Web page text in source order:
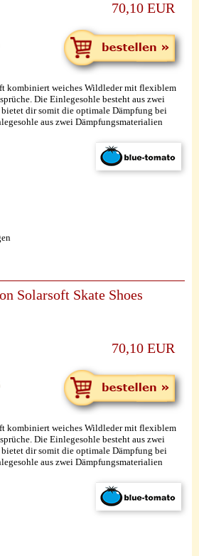
70,10 EUR
kombiniert weiches Wildleder mit flexiblem
Die Einlegesohle besteht aus zwei
dir somit die optimale Dämpfung bei
aus zwei Dämpfungsmaterialien
Solarsoft Skate Shoes
70,10 EUR
kombiniert weiches Wildleder mit flexiblem
Die Einlegesohle besteht aus zwei
dir somit die optimale Dämpfung bei
aus zwei Dämpfungsmaterialien